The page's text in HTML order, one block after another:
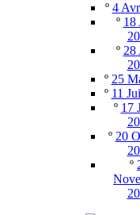
º 4
º 18
º 28
º 25
º 11
º 17
º 20
º